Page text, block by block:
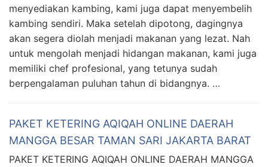
menyediakan kambing, kami juga dapat menyembelih
kambing sendiri. Maka setelah dipotong, dagingnya
akan segera diolah menjadi makanan yang lezat. Nah
untuk mengolah menjadi hidangan makanan, kami juga
memiliki chef profesional, yang tetunya sudah
berpengalaman puluhan tahun di bidangnya. …
PAKET KETERING AQIQAH ONLINE DAERAH
MANGGA BESAR TAMAN SARI JAKARTA BARAT
PAKET KETERING AQIQAH ONLINE DAERAH MANGGA